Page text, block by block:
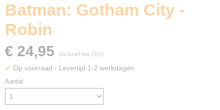
Batman: Gotham City -
Robin
€ 24,95 (inclusief btw 21%)
✓ Op voorraad - Levertijd 1-2 werkdagen
Aantal